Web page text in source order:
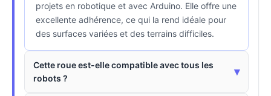
projets en robotique et avec Arduino. Elle offre une
excellente adhérence, ce qui la rend idéale pour
des surfaces variées et des terrains difficiles.
Cette roue est-elle compatible avec tous les
robots ?
▾